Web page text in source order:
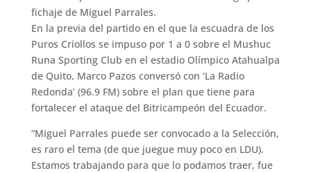
fichaje de Miguel Parrales.
En la previa del partido en el que la escuadra de los
Puros Criollos se impuso por 1 a 0 sobre el Mushuc
Runa Sporting Club en el estadio Olímpico Atahualpa
de Quito, Marco Pazos conversó con ‘La Radio
Redonda’ (96.9 FM) sobre el plan que tiene para
fortalecer el ataque del Bitricampeón del Ecuador.
“Miguel Parrales puede ser convocado a la Selección,
es raro el tema (de que juegue muy poco en LDU).
Estamos trabajando para que lo podamos traer, fue